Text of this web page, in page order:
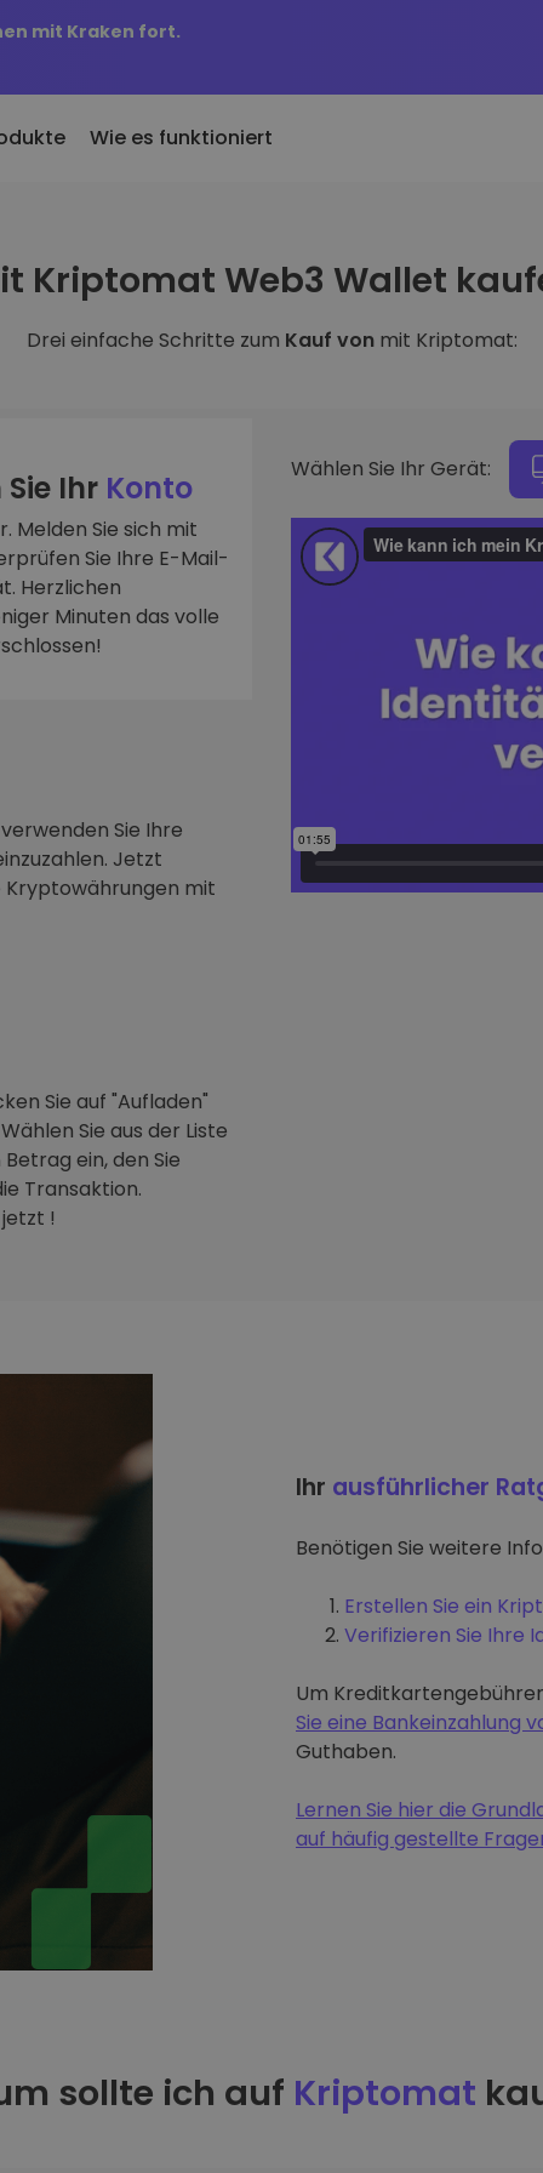
mit Kraken fort.
Kriptomat hinzugefügte
ich für 100 € gekauft
KriptoEarn
Verdienen Sie Prämien für Ihre
Tresor
Intelligente
optimale
Wie es funktioniert
Kriptomat Web3 Wallet
Drei einfache Schritte zum Kauf von mit Kriptomat:
Ihr Konto
Melden Sie sich mit
Sie Ihre E-Mail-
Herzlichen
Minuten das volle
Sie Ihre
Jetzt
Kryptowährungen mit
Sie auf "Aufladen"
Sie aus der Liste
ein, den Sie
Transaktion.
!
Wählen Sie Ihr Gerät:
Ihr ausführlicher
Benötigen Sie weitere
Erstellen Sie ein
Verifizieren Sie Ihre
Um
Sie eine Bankeinzahlung
Guthaben.
Lernen Sie hier die
auf häufig gestellte
sollte ich auf Kriptomat